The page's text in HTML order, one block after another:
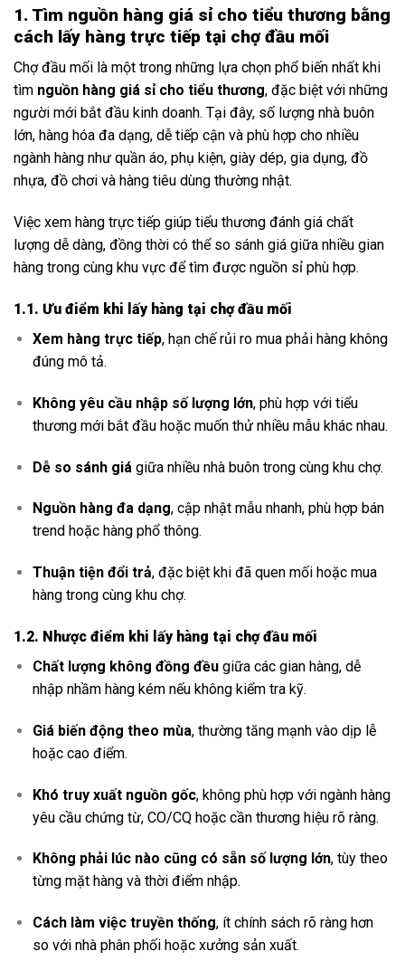
1. Tìm nguồn hàng giá sỉ cho tiểu thương bằng
cách lấy hàng trực tiếp tại chợ đầu mối
Chợ đầu mối là một trong những lựa chọn phổ biến nhất khi
tìm nguồn hàng giá sỉ cho tiểu thương, đặc biệt với những
người mới bắt đầu kinh doanh. Tại đây, số lượng nhà buôn
lớn, hàng hóa đa dạng, dễ tiếp cận và phù hợp cho nhiều
ngành hàng như quần áo, phụ kiện, giày dép, gia dụng, đồ
nhựa, đồ chơi và hàng tiêu dùng thường nhật.
Việc xem hàng trực tiếp giúp tiểu thương đánh giá chất
lượng dễ dàng, đồng thời có thể so sánh giá giữa nhiều gian
hàng trong cùng khu vực để tìm được nguồn sỉ phù hợp.
1.1. Ưu điểm khi lấy hàng tại chợ đầu mối
Xem hàng trực tiếp, hạn chế rủi ro mua phải hàng không
đúng mô tả.
Không yêu cầu nhập số lượng lớn, phù hợp với tiểu
thương mới bắt đầu hoặc muốn thử nhiều mẫu khác nhau.
Dễ so sánh giá giữa nhiều nhà buôn trong cùng khu chợ.
Nguồn hàng đa dạng, cập nhật mẫu nhanh, phù hợp bán
trend hoặc hàng phổ thông.
Thuận tiện đổi trả, đặc biệt khi đã quen mối hoặc mua
hàng trong cùng khu chợ.
1.2. Nhược điểm khi lấy hàng tại chợ đầu mối
Chất lượng không đồng đềugiữa các gian hàng, dễ
nhập nhầm hàng kém nếu không kiểm tra kỹ.
Giá biến động theo mùa, thường tăng mạnh vào dịp lễ
hoặc cao điểm.
Khó truy xuất nguồn gốc, không phù hợp với ngành hàng
yêu cầu chứng từ, CO/CQ hoặc cần thương hiệu rõ ràng.
Không phải lúc nào cũng có sẵn số lượng lớn, tùy theo
từng mặt hàng và thời điểm nhập.
Cách làm việc truyền thống, ít chính sách rõ ràng hơn
so với nhà phân phối hoặc xưởng sản xuất.